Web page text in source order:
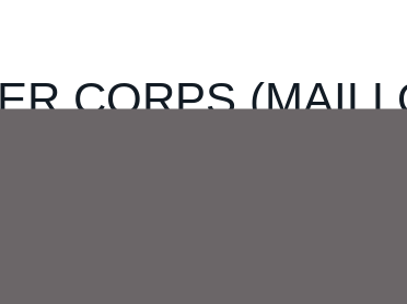
CORPS
VISAGE